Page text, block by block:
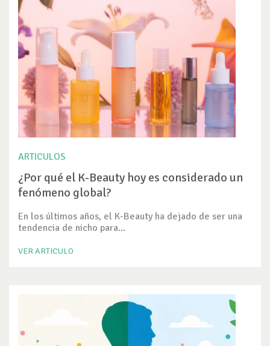
ARTICULOS
¿Por qué el K-Beauty hoy es considerado un
fenómeno global?
En los últimos años, el K-Beauty ha dejado de ser una
tendencia de nicho para...
VER ARTICULO